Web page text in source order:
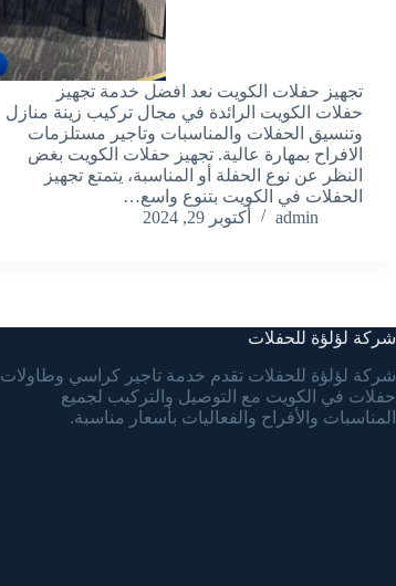
تجهيز حفلات الكويت نعد افضل خدمة تجهيز
حفلات الكويت الرائدة في مجال تركيب زينة منازل
وتنسيق الحفلات والمناسبات وتاجير مستلزمات
الافراح بمهارة عالية. تجهيز حفلات الكويت بغض
النظر عن نوع الحفلة أو المناسبة، يتمتع تجهيز
الحفلات في الكويت بتنوع واسع…
admin
أكتوبر 29, 2024
شركة لؤلؤة للحفلات
شركة لؤلؤة للحفلات تقدم خدمة تاجير كراسي وطاولات
حفلات في الكويت مع التوصيل والتركيب لجميع
المناسبات والأفراح والفعاليات بأسعار مناسبة.